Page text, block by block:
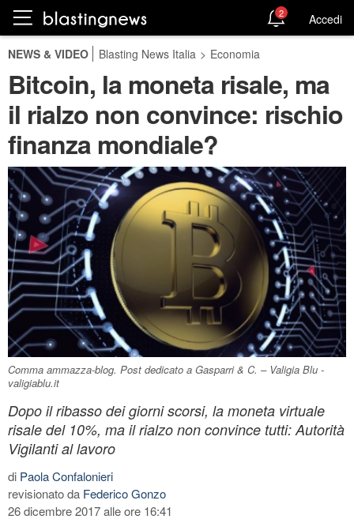
2 Accedi
NEWS & VIDEO Blasting News Italia > Economia
Bitcoin, la moneta risale, ma
il rialzo non convince: rischio
finanza mondiale?
Comma ammazza-blog. Post dedicato a Gasparri & C. – Valigia Blu -
valigiablu.it
Dopo il ribasso dei giorni scorsi, la moneta virtuale
risale del 10%, ma il rialzo non convince tutti: Autorità
Vigilanti al lavoro
di Paola Confalonieri
revisionato da Federico Gonzo
26 dicembre 2017 alle ore 16:41